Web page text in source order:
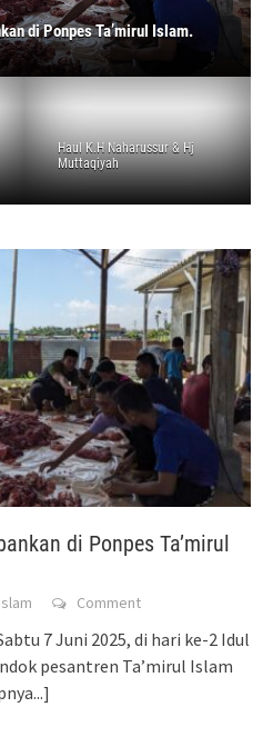
di Ponpes Ta’mirul Islam.
Haul K.H Naharussur & Hj
Muttaqiyah
di Ponpes Ta’mirul
Comment
7 Juni 2025, di hari ke-2 Idul
pesantren Ta’mirul Islam